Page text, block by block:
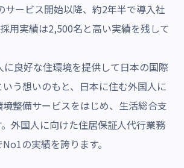
サービス開始以降、約2年半で導入社
用実績は2,500名と高い実績を残して
良好な住環境を提供して日本の国際
う想いのもと、日本に住む外国人に
整備サービスをはじめ、生活総合支
外国人に向けた住居保証人代行業務
の実績を誇ります。